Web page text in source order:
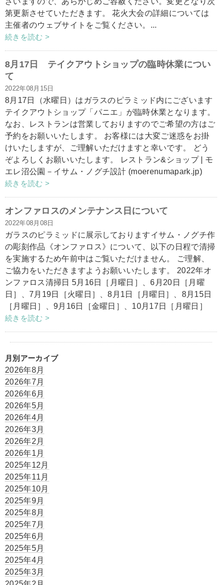
第更新させていただきます。 花火大会の詳細については
主催者のウェブサイトをご覧ください。...
続きを読む >
8月17日 テイクアウトショップの臨時休業につい
て
2022年08月15日
8月17日（水曜日）はガラスのピラミッド内にございます
テイクアウトショップ「パニエ」が臨時休業となります。
なお、レストランは営業しておりますのでご希望の方はご
予約をお願いいたします。 お客様には大変ご迷惑をお掛
けいたしますが、ご理解いただけますと幸いです。 どう
ぞよろしくお願いいたします。 レストラン&ショップ | モ
エレ沼公園－イサム・ノグチ設計 (moerenumapark.jp)
続きを読む >
オンファロスのメンテナンス日について
2022年08月08日
ガラスのピラミッドに展示しておりますイサム・ノグチ作
の彫刻作品《オンファロス》について、以下の日程で清掃
を実施するため午前中はご覧いただけません。 ご理解、
ご協力をいただきますようお願いいたします。 2022年オ
ンファロス清掃日 5月16日［月曜日］、6月20日［月曜
日］、7月19日［火曜日］、8月1日［月曜日］、8月15日
［月曜日］、9月16日［金曜日］、10月17日［月曜日］
続きを読む >
月別アーカイブ
2026年8月
2026年7月
2026年6月
2026年5月
2026年4月
2026年3月
2026年2月
2026年1月
2025年12月
2025年11月
2025年10月
2025年9月
2025年8月
2025年7月
2025年6月
2025年5月
2025年4月
2025年3月